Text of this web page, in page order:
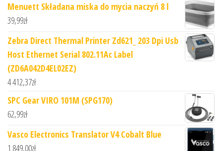
Menuett Składana miska do mycia naczyń 8 l
39,99zł
Zebra Direct Thermal Printer Zd621_ 203 Dpi Usb
Host Ethernet Serial 802.11Ac Label
(ZD6A042D4EL02EZ)
4 412,37zł
SPC Gear VIRO 101M (SPG170)
62,99zł
Vasco Electronics Translator V4 Cobalt Blue
1 849,00zł